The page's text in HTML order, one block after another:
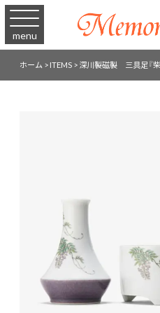
menu
ホーム>ITEMS>深川製磁製 三具足『